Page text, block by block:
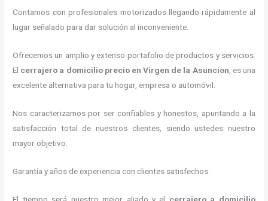
Contamos con profesionales motorizados llegando rápidamente al
lugar señalado para dar solución al inconveniente.
Ofrecemos un amplio y extenso portafolio de productos y servicios.
El cerrajero a domicilio precio en Virgen de la Asuncion, es una
excelente alternativa para tu hogar, empresa o automóvil.
Nos caracterizamos por ser confiables y honestos, apuntando a la
satisfacción total de nuestros clientes, siendo ustedes nuestro
mayor objetivo.
Garantía y años de experiencia con clientes satisfechos.